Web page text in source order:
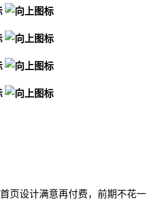
页设计满意再付费，前期不花一